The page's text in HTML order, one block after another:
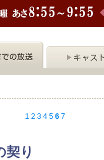
1 2 3 4 5 6 7
り